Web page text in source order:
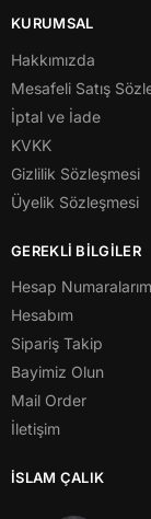
KURUMSAL
Hakkımızda
Mesafeli Satış
İptal ve İade
KVKK
Gizlilik Sözleşmesi
Üyelik Sözleşmesi
GEREKLİ BİLGİLER
Hesap
Hesabım
Sipariş Takip
Bayimiz Olun
Mail Order
İletişim
İSLAM ÇALIK